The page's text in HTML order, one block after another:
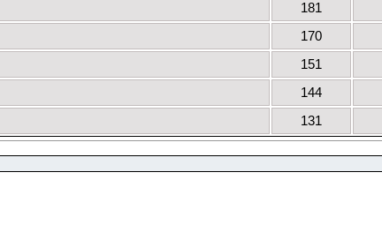
181
170
151
144
131